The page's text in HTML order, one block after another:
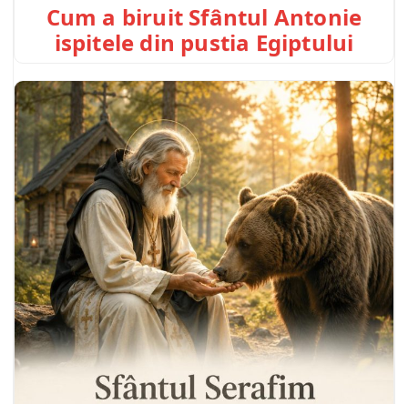
Cum a biruit Sfântul Antonie
ispitele din pustia Egiptului